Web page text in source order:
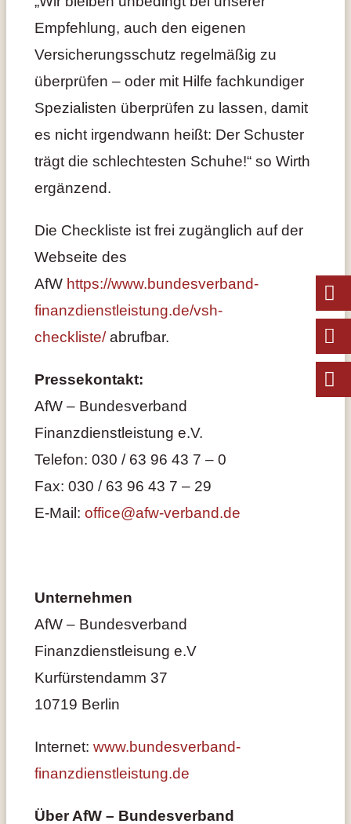
Empfehlung, auch den eigenen
Versicherungsschutz regelmäßig zu
überprüfen – oder mit Hilfe fachkundiger
Spezialisten überprüfen zu lassen, damit
es nicht irgendwann heißt: Der Schuster
trägt die schlechtesten Schuhe!“ so Wirth
ergänzend.
Die Checkliste ist frei zugänglich auf der
Webseite des
AfW https://www.bundesverband-
finanzdienstleistung.de/vsh-
checkliste/abrufbar.
Pressekontakt:
AfW – Bundesverband
Finanzdienstleistung e.V.
Telefon: 030 / 63 96 43 7 – 0
Fax: 030 / 63 96 43 7 – 29
E-Mail: office@afw-verband.de
Unternehmen
AfW – Bundesverband
Finanzdienstleisung e.V
Kurfürstendamm 37
10719 Berlin
Internet: www.bundesverband-
finanzdienstleistung.de
Über AfW – Bundesverband